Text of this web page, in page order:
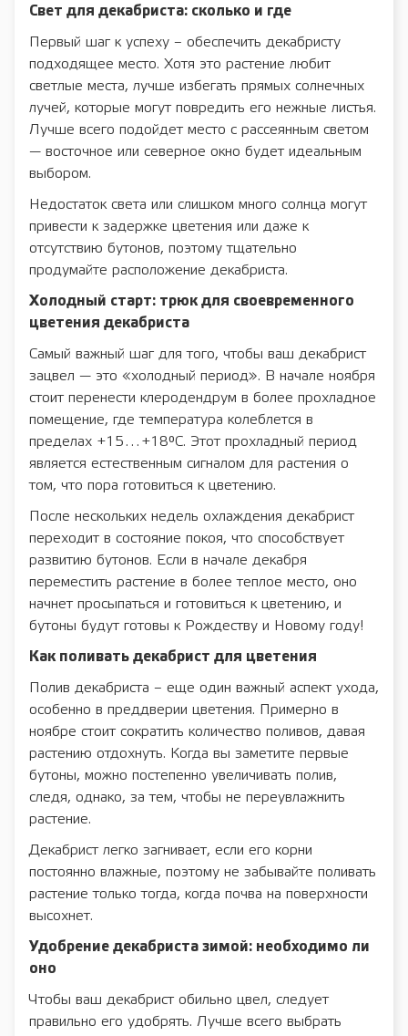
Свет для декабриста: сколько и где
Первый шаг к успеху – обеспечить декабристу
подходящее место. Хотя это растение любит
светлые места, лучше избегать прямых солнечных
лучей, которые могут повредить его нежные листья.
Лучше всего подойдет место с рассеянным светом
— восточное или северное окно будет идеальным
выбором.
Недостаток света или слишком много солнца могут
привести к задержке цветения или даже к
отсутствию бутонов, поэтому тщательно
продумайте расположение декабриста.
Холодный старт: трюк для своевременного
цветения декабриста
Самый важный шаг для того, чтобы ваш декабрист
зацвел — это «холодный период». В начале ноября
стоит перенести клеродендрум в более прохладное
помещение, где температура колеблется в
пределах +15…+18°C. Этот прохладный период
является естественным сигналом для растения о
том, что пора готовиться к цветению.
После нескольких недель охлаждения декабрист
переходит в состояние покоя, что способствует
развитию бутонов. Если в начале декабря
переместить растение в более теплое место, оно
начнет просыпаться и готовиться к цветению, и
бутоны будут готовы к Рождеству и Новому году!
Как поливать декабрист для цветения
Полив декабриста – еще один важный аспект ухода,
особенно в преддверии цветения. Примерно в
ноябре стоит сократить количество поливов, давая
растению отдохнуть. Когда вы заметите первые
бутоны, можно постепенно увеличивать полив,
следя, однако, за тем, чтобы не переувлажнить
растение.
Декабрист легко загнивает, если его корни
постоянно влажные, поэтому не забывайте поливать
растение только тогда, когда почва на поверхности
высохнет.
Удобрение декабриста зимой: необходимо ли
оно
Чтобы ваш декабрист обильно цвел, следует
правильно его удобрять. Лучше всего выбрать